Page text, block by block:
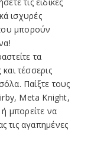
ισχυρές
μπορούν
τα
τέσσερις
Παίξτε τους
Meta Knight,
μπορείτε να
τις αγαπημένες